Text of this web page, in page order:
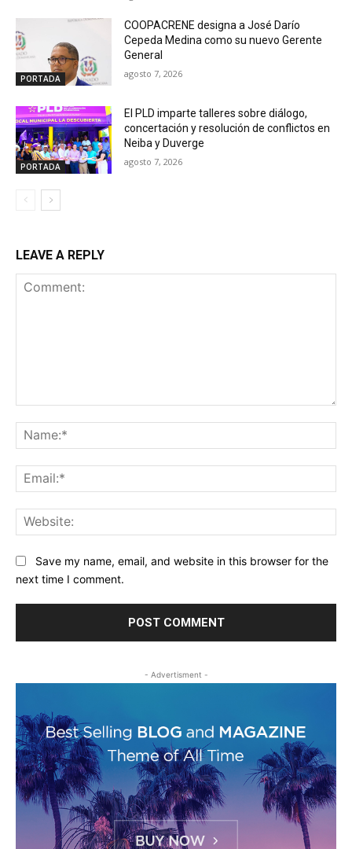
PORTADA
COOPACRENE designa a José Darío
Cepeda Medina como su nuevo Gerente
General
agosto 7, 2026
PORTADA
El PLD imparte talleres sobre diálogo,
concertación y resolución de conflictos en
Neiba y Duverge
agosto 7, 2026
LEAVE A REPLY
Save my name, email, and website in this browser for the
next time I comment.
- Advertisment -